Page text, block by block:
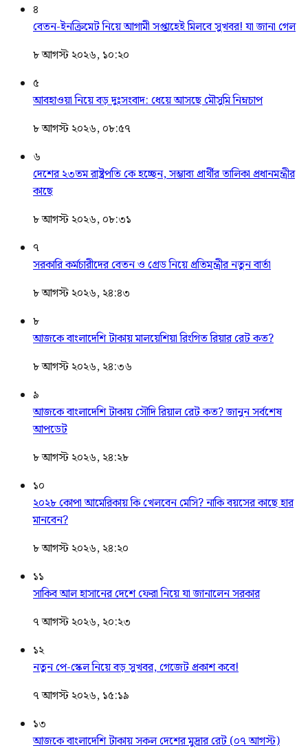
৪
বেতন-ইনক্রিমেট নিয়ে আগামী সপ্তাহেই মিলবে সুখবর! যা জানা গেল
৮ আগস্ট ২০২৬, ১০:২০
৫
আবহাওয়া নিয়ে বড় দুঃসংবাদ: ধেয়ে আসছে মৌসুমি নিম্নচাপ
৮ আগস্ট ২০২৬, ০৮:৫৭
৬
দেশের ২৩তম রাষ্ট্রপতি কে হচ্ছেন, সম্ভাব্য প্রার্থীর তালিকা প্রধানমন্ত্রীর
কাছে
৮ আগস্ট ২০২৬, ০৮:৩১
৭
সরকারি কর্মচারীদের বেতন ও গ্রেড নিয়ে প্রতিমন্ত্রীর নতুন বার্তা
৮ আগস্ট ২০২৬, ২৪:৪৩
৮
আজকে বাংলাদেশি টাকায় মালয়েশিয়া রিংগিত রিয়ার রেট কত?
৮ আগস্ট ২০২৬, ২৪:৩৬
৯
আজকে বাংলাদেশি টাকায় সৌদি রিয়াল রেট কত? জানুন সর্বশেষ
আপডেট
৮ আগস্ট ২০২৬, ২৪:২৮
১০
২০২৮ কোপা আমেরিকায় কি খেলবেন মেসি? নাকি বয়সের কাছে হার
মানবেন?
৮ আগস্ট ২০২৬, ২৪:২০
১১
সাকিব আল হাসানের দেশে ফেরা নিয়ে যা জানালেন সরকার
৭ আগস্ট ২০২৬, ২০:২৩
১২
নতুন পে-স্কেল নিয়ে বড় সুখবর, গেজেট প্রকাশ কবে!
৭ আগস্ট ২০২৬, ১৫:১৯
১৩
আজকে বাংলাদেশি টাকায় সকল দেশের মুদ্রার রেট (০৭ আগস্ট)